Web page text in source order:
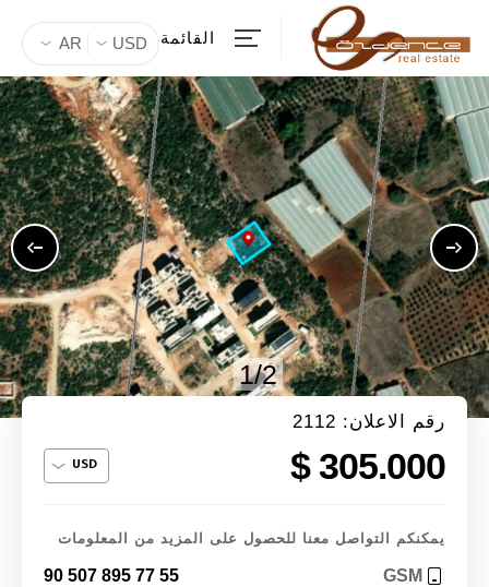
القائمة AR USD
1/2
رقم الاعلان: 2112
305.000 $
يمكنكم التواصل معنا للحصول على المزيد من المعلومات
GSM
90 507 895 77 55